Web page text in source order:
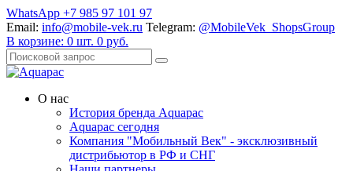
WhatsApp +7 985 97 101 97
Email: info@mobile-vek.ru Telegram: @MobileVek_ShopsGroup
В корзине: 0 шт. 0 руб.
О нас
История бренда Aquapac
Aquapac cегодня
Компания "Мобильный Век" - эксклюзивный
дистрибьютор в РФ и СНГ